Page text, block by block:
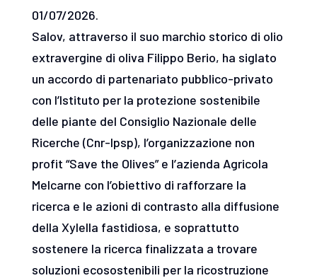
01/07/2026.
Salov, attraverso il suo marchio storico di olio
extravergine di oliva Filippo Berio, ha siglato
un accordo di partenariato pubblico-privato
con l’Istituto per la protezione sostenibile
delle piante del Consiglio Nazionale delle
Ricerche (Cnr-Ipsp), l’organizzazione non
profit “Save the Olives” e l’azienda Agricola
Melcarne con l’obiettivo di rafforzare la
ricerca e le azioni di contrasto alla diffusione
della Xylella fastidiosa, e soprattutto
sostenere la ricerca finalizzata a trovare
soluzioni ecosostenibili per la ricostruzione